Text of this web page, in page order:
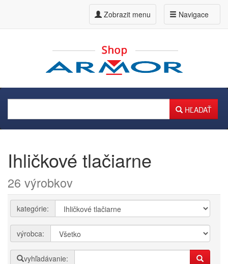
Navigace
Zobrazit menu
HĽADAŤ
Ihličkové tlačiarne
26 výrobkov
kategórie:
výrobca:
vyhľadávanie: